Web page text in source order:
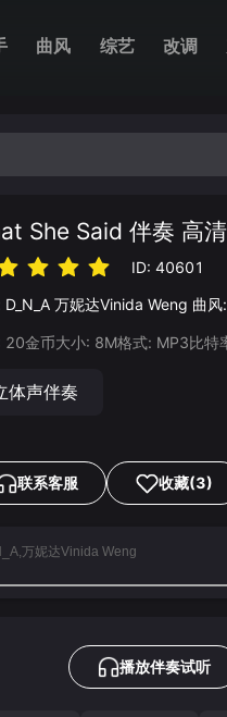
曲风 综艺 改调
She Said 伴奏 高
ID:40601
D_N_A 万妮达Vinida Weng 曲风:
20金币大小: 8M格式: MP3比特
体声伴奏
联系客服 收藏(3)
万妮达Vinida Weng
播放伴奏试听